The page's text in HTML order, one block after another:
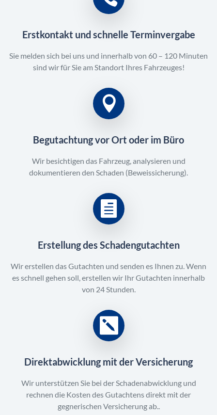
Erstkontakt und schnelle Terminvergabe
Sie melden sich bei uns und innerhalb von 60 – 120 Minuten
sind wir für Sie am Standort Ihres Fahrzeuges!
Begutachtung vor Ort oder im Büro
Wir besichtigen das Fahrzeug, analysieren und
dokumentieren den Schaden (Beweissicherung).
Erstellung des Schadengutachten
Wir erstellen das Gutachten und senden es Ihnen zu. Wenn
es schnell gehen soll, erstellen wir Ihr Gutachten innerhalb
von 24 Stunden.
Direktabwicklung mit der Versicherung
Wir unterstützen Sie bei der Schadenabwicklung und
rechnen die Kosten des Gutachtens direkt mit der
gegnerischen Versicherung ab..